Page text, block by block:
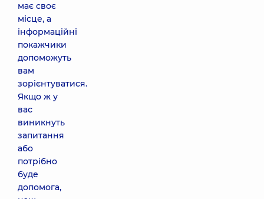
має своє
місце, а
інформаційні
покажчики
допоможуть
вам
зорієнтуватися.
Якщо ж у
вас
виникнуть
запитання
або
потрібно
буде
допомога,